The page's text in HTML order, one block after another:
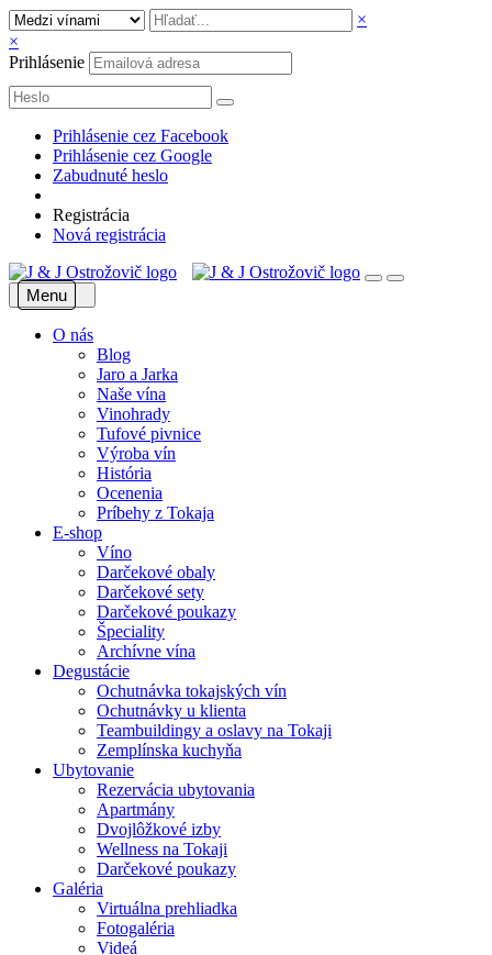
×
×
Prihlásenie
Prihlásenie cez Facebook
Prihlásenie cez Google
Zabudnuté heslo
Registrácia
Nová registrácia
Menu
O nás
Blog
Jaro a Jarka
Naše vína
Vinohrady
Tufové pivnice
Výroba vín
História
Ocenenia
Príbehy z Tokaja
E-shop
Víno
Darčekové obaly
Darčekové sety
Darčekové poukazy
Špeciality
Archívne vína
Degustácie
Ochutnávka tokajských vín
Ochutnávky u klienta
Teambuildingy a oslavy na Tokaji
Zemplínska kuchyňa
Ubytovanie
Rezervácia ubytovania
Apartmány
Dvojlôžkové izby
Wellness na Tokaji
Darčekové poukazy
Galéria
Virtuálna prehliadka
Fotogaléria
Videá